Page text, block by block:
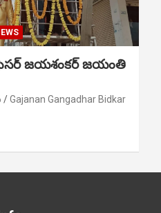
జయశంకర్ జయంతి
Gajanan Gangadhar Bidkar